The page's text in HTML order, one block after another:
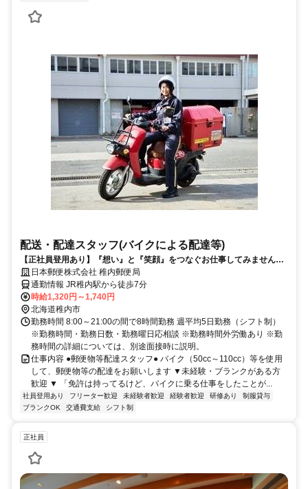
配送・配達スタッフ(バイクによる配達等)
【正社員登用あり】『想い』と『笑顔』をつなぐお仕事してみません
か？日本郵便株式会社 稚内郵便局
通勤情報 JR稚内駅から徒歩7分
時給1,320円～1,740円
北海道稚内市
勤務時間 8:00～21:00の間で8時間勤務 週平均5日勤務（シフト制）
※勤務時間・勤務日数・勤務曜日応相談 ※勤務時間外労働あり ※勤
務時間の詳細については、別途面接時に説明。
仕事内容 ●郵便物等配達スタッフ● バイク（50cc～110cc）等を使用
して、郵便物等の配達をお願いします ▼未経験・ブランクがある方
歓迎 ▼ 「免許は持ってるけど、バイクに乗る仕事をしたことが...
社員登用あり フリーター歓迎 未経験者歓迎 経験者歓迎 研修あり
制服貸与
ブランクOK
交通費支給 シフト制
正社員